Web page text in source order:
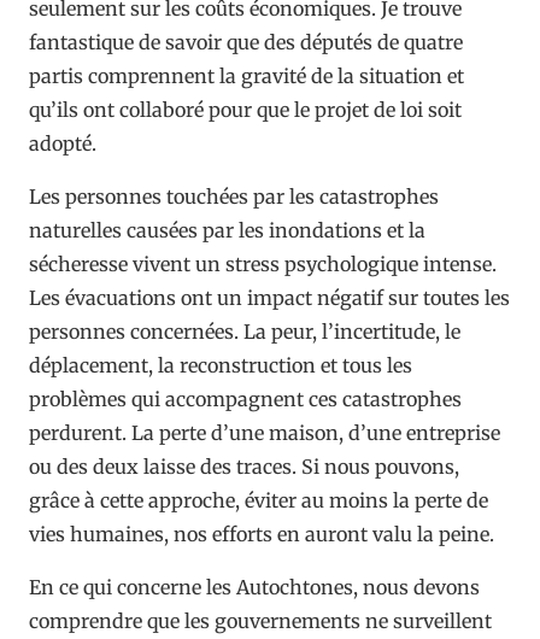
seulement sur les coûts économiques. Je trouve
fantastique de savoir que des députés de quatre
partis comprennent la gravité de la situation et
qu’ils ont collaboré pour que le projet de loi soit
adopté.
Les personnes touchées par les catastrophes
naturelles causées par les inondations et la
sécheresse vivent un stress psychologique intense.
Les évacuations ont un impact négatif sur toutes les
personnes concernées. La peur, l’incertitude, le
déplacement, la reconstruction et tous les
problèmes qui accompagnent ces catastrophes
perdurent. La perte d’une maison, d’une entreprise
ou des deux laisse des traces. Si nous pouvons,
grâce à cette approche, éviter au moins la perte de
vies humaines, nos efforts en auront valu la peine.
En ce qui concerne les Autochtones, nous devons
comprendre que les gouvernements ne surveillent